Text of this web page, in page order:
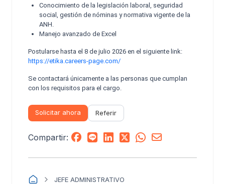
Conocimiento de la legislación laboral, seguridad
social, gestión de nóminas y normativa vigente de la
ANH.
Manejo avanzado de Excel
Postularse hasta el 8 de julio 2026 en el siguiente link:
https://etika.careers-page.com/
Se contactará únicamente a las personas que cumplan
con los requisitos para el cargo.
Solicitar ahora Referir
Compartir:
JEFE ADMINISTRATIVO